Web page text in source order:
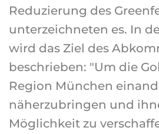
Reduzierung des
unterzeichneten es. In
wird das Ziel des
beschrieben: "Um die
Region München
näherzubringen und
Möglichkeit zu